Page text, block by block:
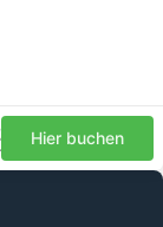
Hier buchen